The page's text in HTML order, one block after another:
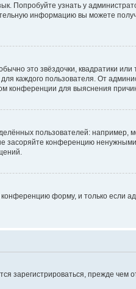
Попробуйте узнать у
информацию вы можете
это звёздочки, квадратики
каждого пользователя. От
конференции для выяснения
пользователей: например,
конференцию
форму, и только если
прежде чем